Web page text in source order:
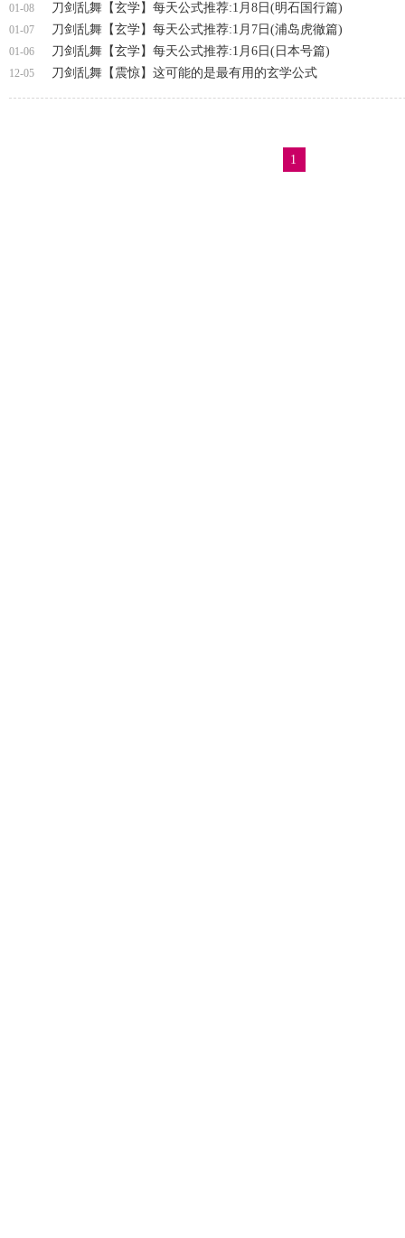
01-08 刀剑乱舞【玄学】每天公式推荐:1月8日(明石国行篇)
01-07 刀剑乱舞【玄学】每天公式推荐:1月7日(浦岛虎徹篇)
01-06 刀剑乱舞【玄学】每天公式推荐:1月6日(日本号篇)
12-05 刀剑乱舞【震惊】这可能的是最有用的玄学公式
1